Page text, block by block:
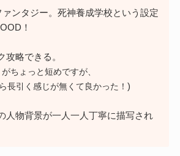
ンタジー。死神養成学校という設定
！
略できる。
ちょっと短めですが、
長引く感じが無くて良かった！ )
人物背景が一人一人丁寧に描写され